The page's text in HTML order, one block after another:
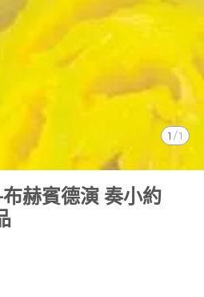
1 /1
赫賓德演 奏小約